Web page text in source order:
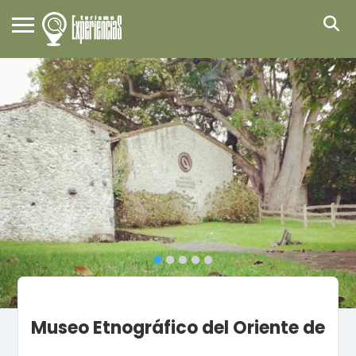
Museo Etnográfico del Oriente de